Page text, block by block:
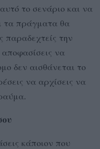
το σενάριο και να
τα πράγματα θα
την
να
δεν αισθάνεται το
να αρχίσεις να
κάποιον που